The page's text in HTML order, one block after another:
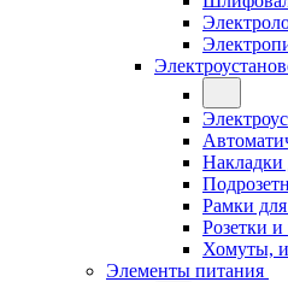
Накладки
Рамки
Розетки
Хомуты,
Элементы питания